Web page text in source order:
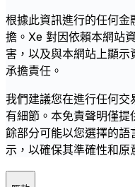
根據此資訊進行的任何
擔。Xe 對因依賴本網站
害，以及與本網站上顯
承擔責任。
我們建議您在進行任何
有細節。本免責聲明僅
餘部分可能以您選擇的
示，以確保其準確性和原